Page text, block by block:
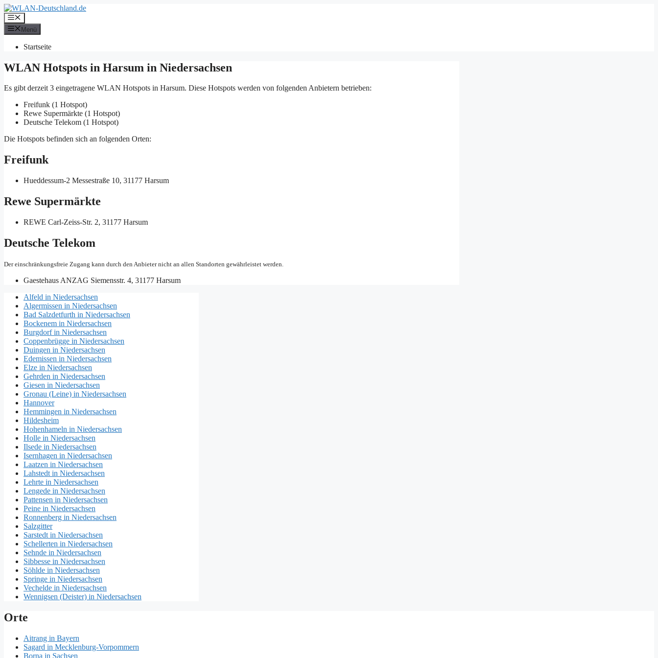
Zum
Inhalt
springen
Menü
Menü
Startseite
WLAN Hotspots in Harsum in Niedersachsen
Es gibt derzeit 3 eingetragene WLAN Hotspots in Harsum. Diese Hotspots werden von folgenden Anbietern betrieben:
Freifunk (1 Hotspot)
Rewe Supermärkte (1 Hotspot)
Deutsche Telekom (1 Hotspot)
Die Hotspots befinden sich an folgenden Orten:
Freifunk
Hueddessum-2 Messestraße 10, 31177 Harsum
Rewe Supermärkte
REWE Carl-Zeiss-Str. 2, 31177 Harsum
Deutsche Telekom
Der einschränkungsfreie Zugang kann durch den Anbieter nicht an allen Standorten gewährleistet werden.
Gaestehaus ANZAG Siemensstr. 4, 31177 Harsum
Alfeld in Niedersachsen
Algermissen in Niedersachsen
Bad Salzdetfurth in Niedersachsen
Bockenem in Niedersachsen
Burgdorf in Niedersachsen
Coppenbrügge in Niedersachsen
Duingen in Niedersachsen
Edemissen in Niedersachsen
Elze in Niedersachsen
Gehrden in Niedersachsen
Giesen in Niedersachsen
Gronau (Leine) in Niedersachsen
Hannover
Hemmingen in Niedersachsen
Hildesheim
Hohenhameln in Niedersachsen
Holle in Niedersachsen
Ilsede in Niedersachsen
Isernhagen in Niedersachsen
Laatzen in Niedersachsen
Lahstedt in Niedersachsen
Lehrte in Niedersachsen
Lengede in Niedersachsen
Pattensen in Niedersachsen
Peine in Niedersachsen
Ronnenberg in Niedersachsen
Salzgitter
Sarstedt in Niedersachsen
Schellerten in Niedersachsen
Sehnde in Niedersachsen
Sibbesse in Niedersachsen
Söhlde in Niedersachsen
Springe in Niedersachsen
Vechelde in Niedersachsen
Wennigsen (Deister) in Niedersachsen
Orte
Aitrang in Bayern
Sagard in Mecklenburg-Vorpommern
Borna in Sachsen